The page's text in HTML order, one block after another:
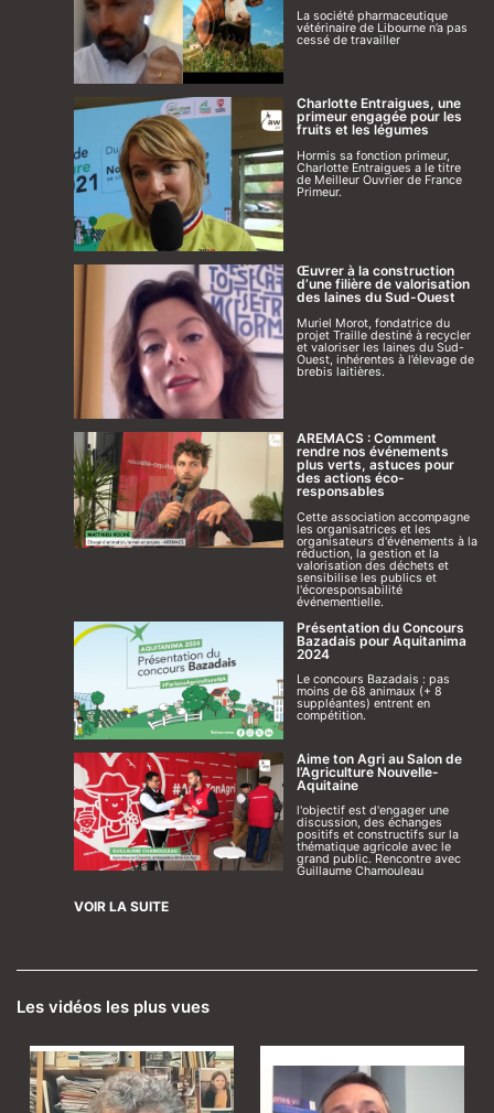
La société pharmaceutique
vétérinaire de Libourne n’a pas
cessé de travailler
Charlotte Entraigues, une
primeur engagée pour les
fruits et les légumes
Hormis sa fonction primeur,
Charlotte Entraigues a le titre
de Meilleur Ouvrier de France
Primeur.
Œuvrer à la construction
d’une filière de valorisation
des laines du Sud-Ouest
Muriel Morot, fondatrice du
projet Traille destiné à recycler
et valoriser les laines du Sud-
Ouest, inhérentes à l’élevage de
brebis laitières.
AREMACS : Comment
rendre nos événements
plus verts, astuces pour
des actions éco-
responsables
Cette association accompagne
les organisatrices et les
organisateurs d'événements à la
réduction, la gestion et la
valorisation des déchets et
sensibilise les publics et
l'écoresponsabilité
événementielle.
Présentation du Concours
Bazadais pour Aquitanima
2024
Le concours Bazadais : pas
moins de 68 animaux (+ 8
suppléantes) entrent en
compétition.
Aime ton Agri au Salon de
l’Agriculture Nouvelle-
Aquitaine
l'objectif est d'engager une
discussion, des échanges
positifs et constructifs sur la
thématique agricole avec le
grand public. Rencontre avec
Guillaume Chamouleau
VOIR LA SUITE
Les vidéos les plus vues